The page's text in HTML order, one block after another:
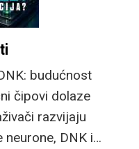
budućnost
čipovi dolaze
razvijaju
neurone, DNK i…